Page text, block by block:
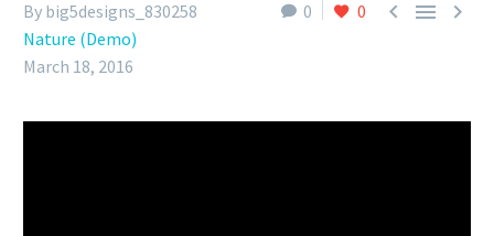
0 0   
By big5designs_830258
Nature (Demo)
March 18, 2016